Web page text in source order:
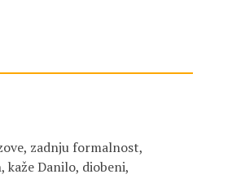
zadnju formalnost,
kaže Danilo, diobeni,